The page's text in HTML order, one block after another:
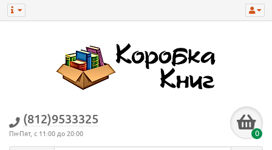
(812)9533325
Пн-Пят, с 11:00 до 20:00 0